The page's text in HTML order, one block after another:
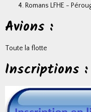
Romans LFHE -
Avions :
Toute la flotte
Inscriptions :